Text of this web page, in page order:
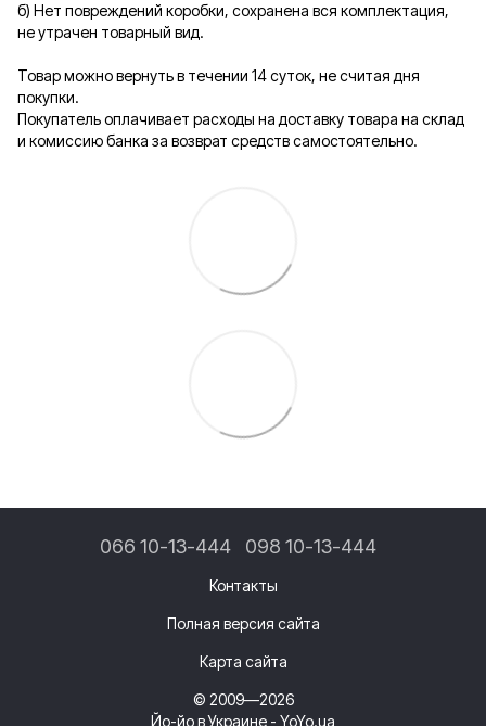
б) Нет повреждений коробки, сохранена вся комплектация,
не утрачен товарный вид.
Товар можно вернуть в течении 14 суток, не считая дня
покупки.
Покупатель оплачивает расходы на доставку товара на склад
и комиссию банка за возврат средств самостоятельно.
066 10-13-444 098 10-13-444
Контакты
Полная версия сайта
Карта сайта
© 2009—2026
Йо-йо в Украине - YoYo.ua